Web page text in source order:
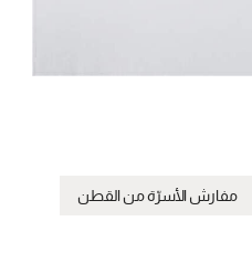
مفارش الأسرّة من القطن